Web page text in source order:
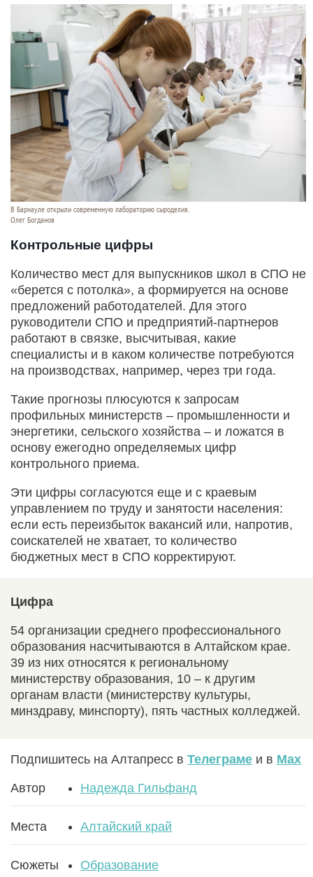
В Барнауле открыли современную лабораторию сыроделия.
Олег Богданов
Контрольные цифры
Количество мест для выпускников школ в СПО не
«берется с потолка», а формируется на основе
предложений работодателей. Для этого
руководители СПО и предприятий-партнеров
работают в связке, высчитывая, какие
специалисты и в каком количестве потребуются
на производствах, например, через три года.
Такие прогнозы плюсуются к запросам
профильных министерств – промышленности и
энергетики, сельского хозяйства – и ложатся в
основу ежегодно определяемых цифр
контрольного приема.
Эти цифры согласуются еще и с краевым
управлением по труду и занятости населения:
если есть переизбыток вакансий или, напротив,
соискателей не хватает, то количество
бюджетных мест в СПО корректируют.
Цифра
54 организации среднего профессионального
образования насчитываются в Алтайском крае.
39 из них относятся к региональному
министерству образования, 10 – к другим
органам власти (министерству культуры,
минздраву, минспорту), пять частных колледжей.
Подпишитесь на Алтапресс в Телеграме и в Max
Автор Надежда Гильфанд
Места Алтайский край
Сюжеты Образование